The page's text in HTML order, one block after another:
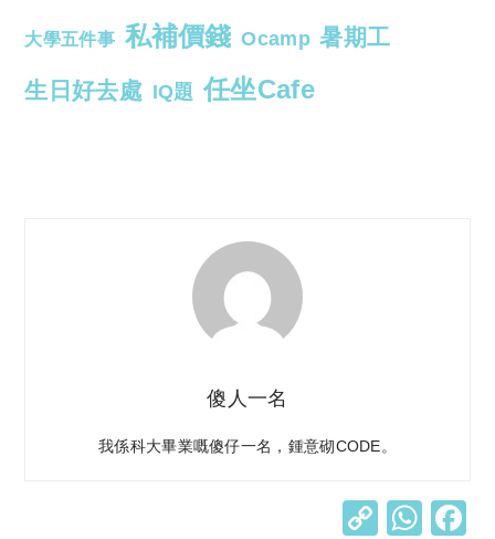
大學五件事 私補價錢 Ocamp 暑期工
生日好去處 IQ題 任坐Cafe
傻人一名
我係科大畢業嘅傻仔一名，鍾意砌CODE。
C W